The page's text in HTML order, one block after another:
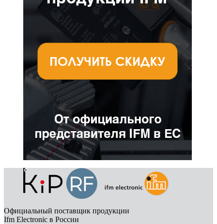
Официальный поставщик продукции
Ifm Electronic в России